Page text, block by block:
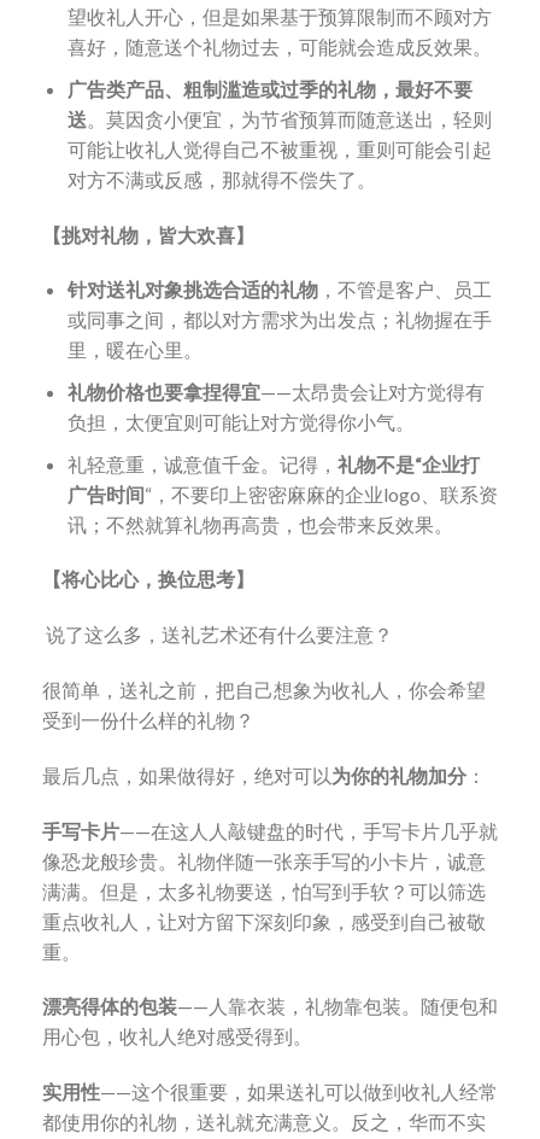
望收礼人开心，但是如果基于预算限制而不顾对方
喜好，随意送个礼物过去，可能就会造成反效果。
广告类产品、粗制滥造或过季的礼物，最好不要
送 。莫因贪小便宜，为节省预算而随意送出，轻则
可能让收礼人觉得自己不被重视，重则可能会引起
对方不满或反感，那就得不偿失了。
【挑对礼物，皆大欢喜】
针对送礼对象挑选合适的礼物，不管是客户、员工
或同事之间，都以对方需求为出发点；礼物握在手
里，暖在心里。
礼物价格也要拿捏得宜——太昂贵会让对方觉得有
负担，太便宜则可能让对方觉得你小气。
礼轻意重，诚意值千金。记得， 礼物不是“企业打
广告时间“，不要印上密密麻麻的企业logo、联系资
讯；不然就算礼物再高贵，也会带来反效果。
【将心比心，换位思考】
说了这么多，送礼艺术还有什么要注意？
很简单，送礼之前，把自己想象为收礼人，你会希望
受到一份什么样的礼物？
最后几点，如果做得好，绝对可以 为你的礼物加分 ：
手写卡片——在这人人敲键盘的时代，手写卡片几乎就
像恐龙般珍贵。礼物伴随一张亲手写的小卡片，诚意
满满。但是，太多礼物要送，怕写到手软？可以筛选
重点收礼人，让对方留下深刻印象，感受到自己被敬
重。
漂亮得体的包装——人靠衣装，礼物靠包装。随便包和
用心包，收礼人绝对感受得到。
实用性——这个很重要，如果送礼可以做到收礼人经常
都使用你的礼物，送礼就充满意义。反之，华而不实